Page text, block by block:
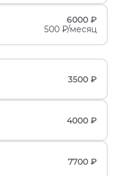
6000 ₽
500 ₽/месяц
3500 ₽
4000 ₽
7700 ₽